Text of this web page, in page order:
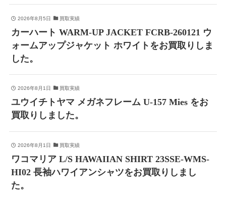
2026年8月5日 買取実績
カーハート WARM-UP JACKET FCRB-260121 ウ
ォームアップジャケット ホワイトをお買取りしま
した。
2026年8月1日 買取実績
ユウイチトヤマ メガネフレーム U-157 Mies をお
買取りしました。
2026年8月1日 買取実績
ワコマリア L/S HAWAIIAN SHIRT 23SSE-WMS-
HI02 長袖ハワイアンシャツをお買取りしまし
た。